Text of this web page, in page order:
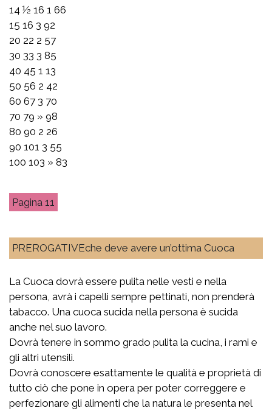
14 ½ 16 1 66
15 16 3 92
20 22 2 57
30 33 3 85
40 45 1 13
50 56 2 42
60 67 3 70
70 79 » 98
80 90 2 26
90 101 3 55
100 103 » 83
11
PREROGATIVEche deve avere un’ottima Cuoca
La Cuoca dovrà essere pulita nelle vesti e nella
persona, avrà i capelli sempre pettinati, non prenderà
tabacco. Una cuoca sucida nella persona è sucida
anche nel suo lavoro.
Dovrà tenere in sommo grado pulita la cucina, i rami e
gli altri utensili.
Dovrà conoscere esattamente le qualità e proprietà di
tutto ciò che pone in opera per poter correggere e
perfezionare gli alimenti che la natura le presenta nel